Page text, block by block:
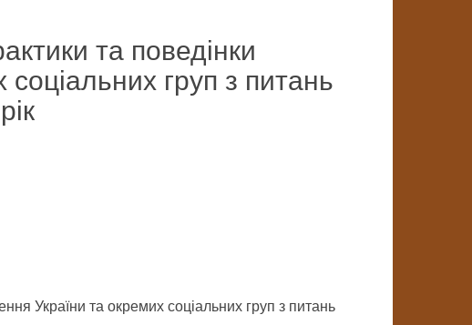
та поведінки
груп з питань
України та окремих соціальних груп з питань